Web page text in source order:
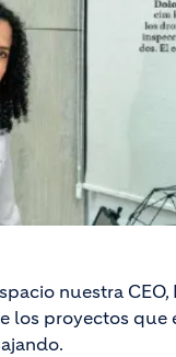
nuestra
los proyectos que